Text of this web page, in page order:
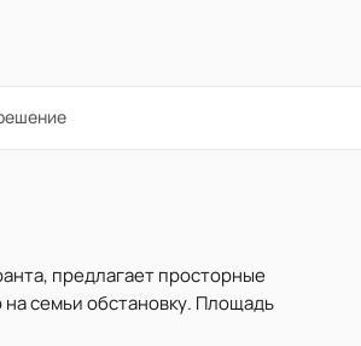
предлагает просторные
семьи обстановку. Площадь